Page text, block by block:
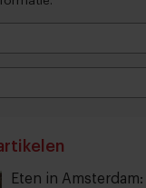
Eten in